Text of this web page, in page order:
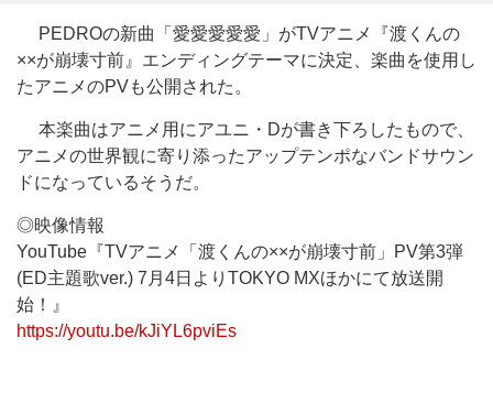
PEDROの新曲「愛愛愛愛愛」がTVアニメ『渡くんの
××が崩壊寸前』エンディングテーマに決定、楽曲を使用し
たアニメのPVも公開された。
本楽曲はアニメ用にアユニ・Dが書き下ろしたもので、
アニメの世界観に寄り添ったアップテンポなバンドサウン
ドになっているそうだ。
◎映像情報
YouTube『TVアニメ「渡くんの××が崩壊寸前」PV第3弾
(ED主題歌ver.) 7月4日よりTOKYO MXほかにて放送開
始！』
https://youtu.be/kJiYL6pviEs